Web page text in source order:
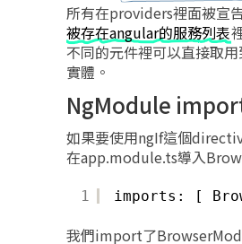
所有在providers裡面被宣
被存在angular的服務列表
不同的元件裡可以直接取
實體。
NgModule
如果要使用ngIf這個
在app.module.ts導入
1 imports: [
我們import了